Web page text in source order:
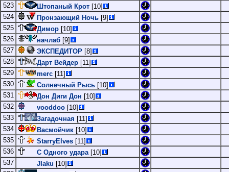
523
Штопаный Крот [10]
524
Пронзающий Ночь [9]
525
Димор [10]
526
начлаб [9]
527
ЭКСПЕДИТОР [8]
528
Дарт Вейдер [11]
529
merc [11]
530
Солнечный Рысь [10]
531
Дон Диги Дон [10]
532
vooddoo [10]
533
Загадочная [11]
534
Васмойчик [10]
535
StarryElves [11]
536
С Одного удара[10]
537
JIaku [10]